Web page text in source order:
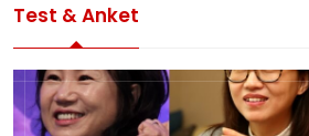
Test & Anket